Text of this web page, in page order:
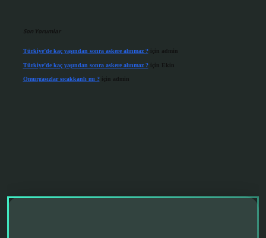
Son Yorumlar
Türkiye’de kaç yaşından sonra askere alınmaz ?için admin
Türkiye’de kaç yaşından sonra askere alınmaz ?için Ekin
Omurgasızlar sıcakkanlı mı ?için admin